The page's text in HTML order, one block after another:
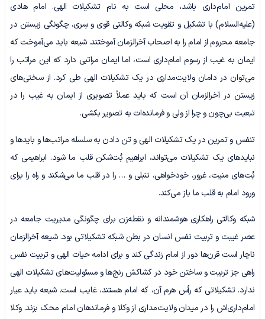
تمرین امام‌داری باشد، محلی است به نام تشکیلات الهی. امام هادی
(علیه‌السلام) با تشکیل و تقویت شبکه وکالتی قوی و سِری، چگونگی زیستن در
جامعه محروم از امام را به اصحاب آخرالزمان آموختند. شیعه باید می‌آموخت که
ایمان به غیب از رسوم امام‌داری است، اما ایمان مراتبی دارد که این مراتب را
می‌توان در دامان ولایت‌مداری در یک تشکیلات الهی طی کرد. از سختی‌های
زیستن در آخرالزمان آن است که باید عملاً تصویری از ایمان به غیب را در
تبعیت بی‌چون ‌و چرا از ولی و فرمانده‌ات به تصویر بکشی.
تنفس و تمرین در یک تشکیلات الهی و تن دادن به سلسله مراتب‌ها و بایدها و
نبایدهای یک تشکیلات می‌تواند، ابراهیم بُت‌شکن قلب ما شود. ابراهیمی که
بُت‌های منیت، غرور، خودخواهی، تنبلی و … را در قلب ما می‌شکند و راه را برای
ورود امام به قلب ما باز می‌کند.
شبکه وکالتی راهکاری هوشمندانه و نقطه‌زن برای چگونگی مدیریت جامعه در
عصر غیبت و تربیت نفس انسان در بطن شبکه تشکیلاتی بود. شیعه آخرالزمان
ناچار است قرن‌ها دور از امام زندگی کند و برای ادامه حیات الهی و تربیت نفس
راهی جز تربیت و ساختن خود در کشاکش رنج‌ها و مسئولیت‌های تشکیلات الهی
ندارد. تشکیلاتی که رأس هرم آن، که امام هستند، غایب است. شیعه باید عیار
امام‌داری‌اش را در میدان ولایت‌مداری از وکلا و فرماندهان امام محک بزند. وکلا